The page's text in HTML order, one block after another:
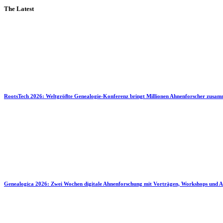
The Latest
RootsTech 2026: Weltgrößte Genealogie-Konferenz bringt Millionen Ahnenforscher
Genealogica 2026: Zwei Wochen digitale Ahnenforschung mit Vorträgen, Workshops und